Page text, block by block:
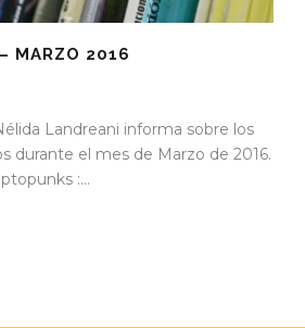
MARZO 2016
Landreani informa sobre los
durante el mes de Marzo de 2016.
:...